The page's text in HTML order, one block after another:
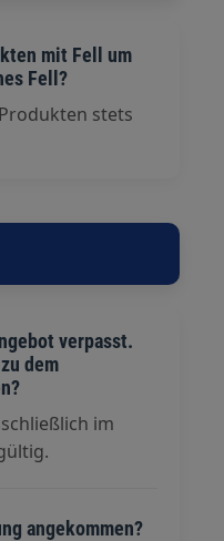
mit Fell um
Fell?
stets
verpasst.
dem
im
angekommen?